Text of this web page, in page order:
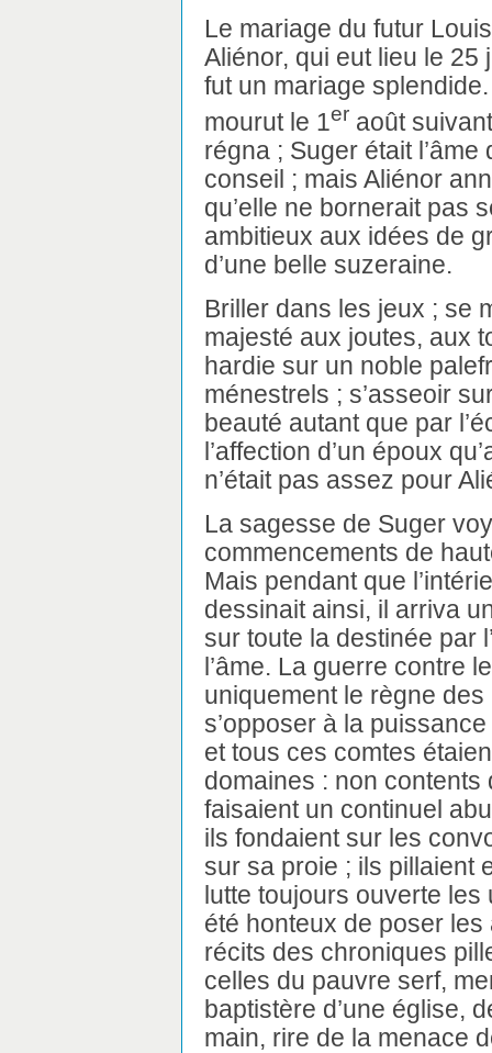
Le mariage du futur
Aliénor, qui eut lieu le 25
fut un mariage
mourut le 1er août
régna ; Suger était l’âme
conseil ; mais Aliénor
qu’elle ne bornerait pas
ambitieux aux idées de
d’une belle suzeraine.
Briller dans les jeux ; se
majesté aux joutes, aux
hardie sur un noble
ménestrels ; s’asseoir
beauté autant que par
l’affection d’un époux
n’était pas assez pour
La sagesse de Suger
commencements de
Mais pendant que
dessinait ainsi, il arriva
sur toute la destinée par
l’âme. La guerre contre
uniquement le règne
s’opposer à la
et tous ces comtes
domaines : non
faisaient un continuel
ils fondaient sur les
sur sa proie ; ils pillaient
lutte toujours ouverte
été honteux de poser
récits des chroniques
celles du pauvre serf,
baptistère d’une église,
main, rire de la menace